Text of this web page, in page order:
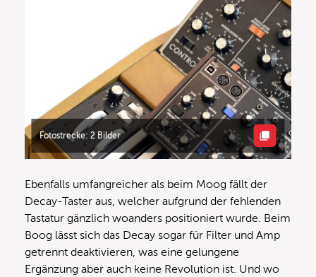
Fotostrecke: 2 Bilder
Ebenfalls umfangreicher als beim Moog fällt der
Decay-Taster aus, welcher aufgrund der fehlenden
Tastatur gänzlich woanders positioniert wurde. Beim
Boog lässt sich das Decay sogar für Filter und Amp
getrennt deaktivieren, was eine gelungene
Ergänzung aber auch keine Revolution ist. Und wo